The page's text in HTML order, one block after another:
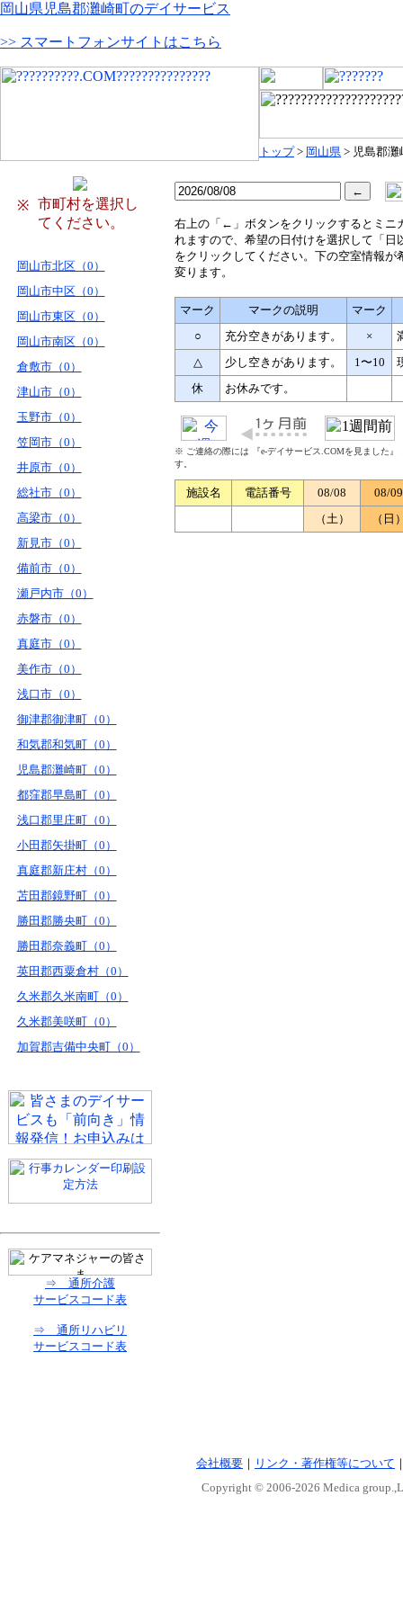
岡山県児島郡灘崎町のデイサービス
>> スマートフォンサイトはこちら
トップ> 岡山県 > 児島郡灘
※
市町村を選択し
てください。
岡山市北区（0）
岡山市中区（0）
岡山市東区（0）
岡山市南区（0）
倉敷市（0）
津山市（0）
玉野市（0）
笠岡市（0）
井原市（0）
総社市（0）
高梁市（0）
新見市（0）
備前市（0）
瀬戸内市（0）
赤磐市（0）
真庭市（0）
美作市（0）
浅口市（0）
御津郡御津町（0）
和気郡和気町（0）
児島郡灘崎町（0）
都窪郡早島町（0）
浅口郡里庄町（0）
小田郡矢掛町（0）
真庭郡新庄村（0）
苫田郡鏡野町（0）
勝田郡勝央町（0）
勝田郡奈義町（0）
英田郡西粟倉村（0）
久米郡久米南町（0）
久米郡美咲町（0）
加賀郡吉備中央町（0）
⇒ 通所介護
サービスコード表
⇒ 通所リハビリ
サービスコード表
右上の「←」ボタンをクリックするとミニ
れますので、希望の日付けを選択して「日
をクリックしてください。下の空室情報が
変ります。
マーク マークの説明
マーク
○
充分空きがあります。 ×
△
少し空きがあります。 1〜10
休
お休みです。
※ ご連絡の際には 『e-デイサービス.COMを見ました
す。
施設名 電話番号 08/08
08/09
（土）
（日
会社概要 ｜ リンク・著作権等について
Copyright © 2006-2026 Medica